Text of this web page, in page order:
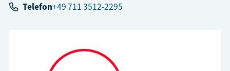
Telefon+49 711 3512-2295